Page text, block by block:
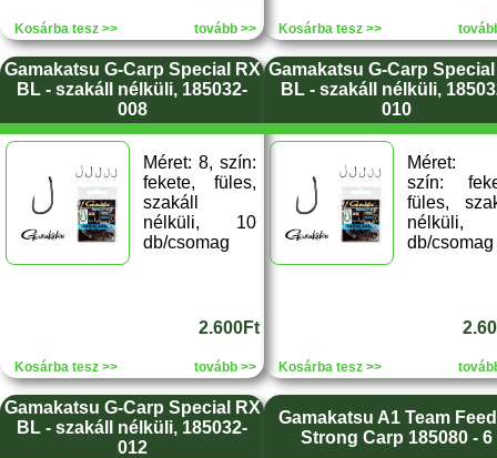
Kosárba tesz >> tovább >> Kosárba tesz >>
Gamakatsu G-Carp Special RX
BL - szakáll nélküli, 185032-
008
Méret: 8, szín:
fekete, füles,
szakáll
nélküli, 10
db/csomag
2.600Ft
Kosárba tesz >> tovább >>
Gamakatsu G-Carp Special
BL - szakáll nélküli,
010
Méret:
szín:
füles,
nélküli,
db/csomag
Kosárba tesz >>
Gamakatsu G-Carp Special RX
BL - szakáll nélküli, 185032-
012
Gamakatsu A1 Team
Strong Carp 185080 - 6